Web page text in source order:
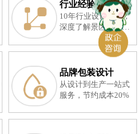
行业经验
10年行业设计经验，
深度了解景区痛点及
游客喜爱产品
品牌包装设计
从设计到生产一站式
服务，节约成本20%